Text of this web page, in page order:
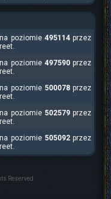
poziomie 495114przez
poziomie 497590przez
poziomie 500078przez
poziomie 502579przez
poziomie 505092przez
Reserved.